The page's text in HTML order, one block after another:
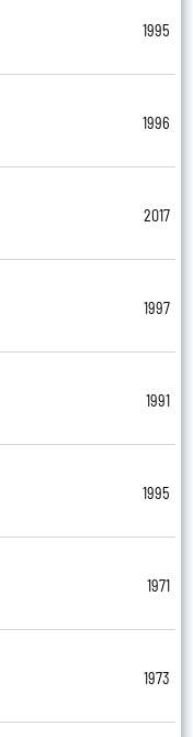
1995
1996
2017
1997
1991
1995
1971
1973